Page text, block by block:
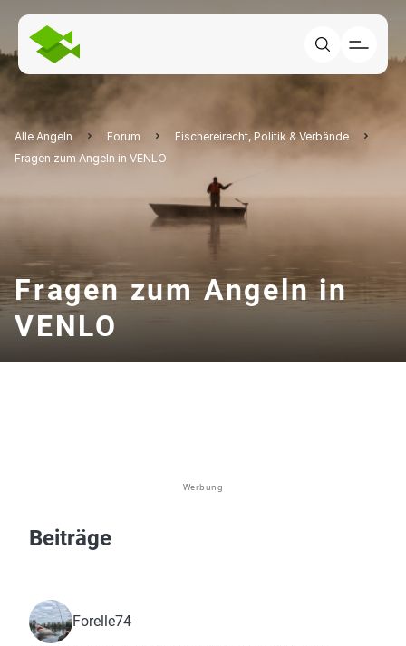
Alle Angeln Forum
Fischereirecht, Politik & Verbände
Fragen zum Angeln in VENLO
Fragen zum Angeln in
VENLO
Werbung
Beiträge
Forelle74